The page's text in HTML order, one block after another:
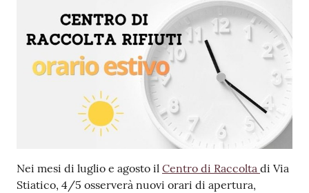
Nei mesi di luglio e agosto il Centro di Raccolta di Via
Stiatico, 4/5 osserverà nuovi orari di apertura,